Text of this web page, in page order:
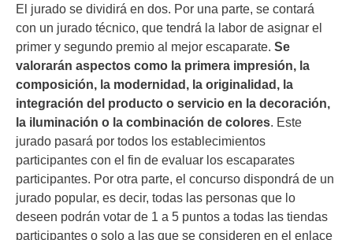
El jurado se dividirá en dos. Por una parte, se contará
con un jurado técnico, que tendrá la labor de asignar el
primer y segundo premio al mejor escaparate. Se
valorarán aspectos como la primera impresión, la
composición, la modernidad, la originalidad, la
integración del producto o servicio en la decoración,
la iluminación o la combinación de colores. Este
jurado pasará por todos los establecimientos
participantes con el fin de evaluar los escaparates
participantes. Por otra parte, el concurso dispondrá de un
jurado popular, es decir, todas las personas que lo
deseen podrán votar de 1 a 5 puntos a todas las tiendas
participantes o solo a las que se consideren en el enlace